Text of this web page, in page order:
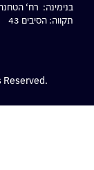
בנימינה: רח‘ הטחנה 66 ת.ד 23 מיקוד
תקווה: הסיבים 43